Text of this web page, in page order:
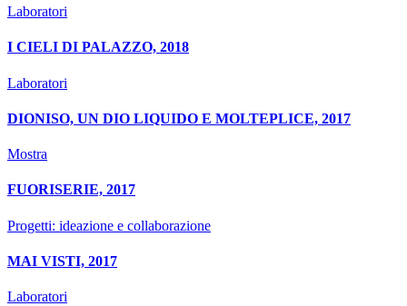
Laboratori
I CIELI DI PALAZZO, 2018
Laboratori
DIONISO, UN DIO LIQUIDO E MOLTEPLICE, 2017
Mostra
FUORISERIE, 2017
Progetti: ideazione e collaborazione
MAI VISTI, 2017
Laboratori